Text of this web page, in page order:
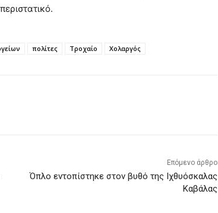
πολίτες Τροχαίο Χολαργός
Επόμενο άρθρο
Όπλο εντοπίστηκε στον βυθό της Ιχθυόσκαλας
Καβάλας